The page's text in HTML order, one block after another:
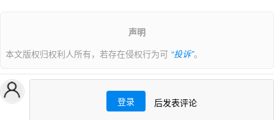
声明
本文版权归权利人所有，若存在侵权行为可 “投诉”。
登录 后发表评论